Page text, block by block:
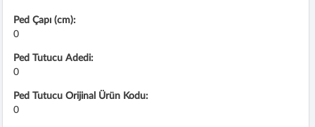
Ped Çapı (cm):
0
Ped Tutucu Adedi:
0
Ped Tutucu Orijinal Ürün Kodu:
0